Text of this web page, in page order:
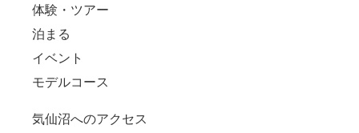
体験・ツアー
泊まる
イベント
モデルコース
気仙沼へのアクセス